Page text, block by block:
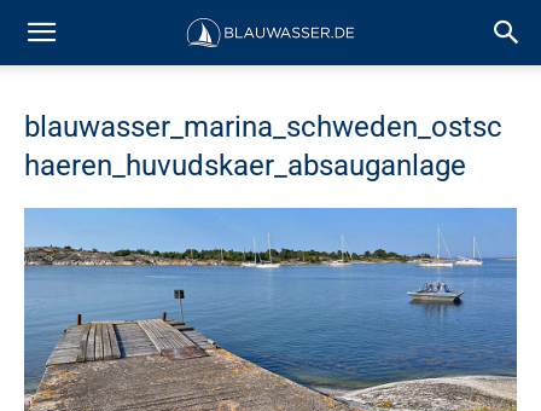
blauwasser_marina_schweden_ostsc
haeren_huvudskaer_absauganlage